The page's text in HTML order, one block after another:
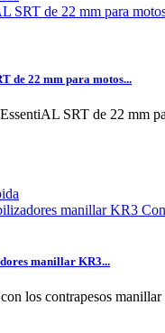
de 22 mm para motos...
SRT de 22 mm
manillar KR3...
los contrapesos